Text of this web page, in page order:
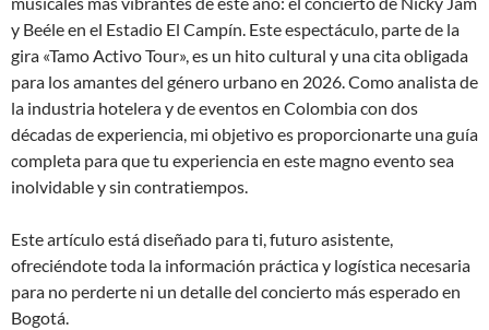
y Beéle en el Estadio El Campín. Este espectáculo, parte de la
gira «Tamo Activo Tour», es un hito cultural y una cita obligada
para los amantes del género urbano en 2026. Como analista de
la industria hotelera y de eventos en Colombia con dos
décadas de experiencia, mi objetivo es proporcionarte una guía
completa para que tu experiencia en este magno evento sea
inolvidable y sin contratiempos.
Este artículo está diseñado para ti, futuro asistente,
ofreciéndote toda la información práctica y logística necesaria
para no perderte ni un detalle del concierto más esperado en
Bogotá.